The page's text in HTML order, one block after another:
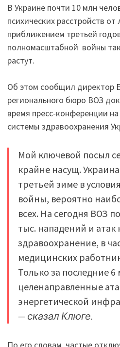
В Украине почти 10 млн
психических расстройств
приближением третьей
полномасштабной войны
растут.
Об этом сообщил директор
регионального бюро ВОЗ
время пресс-конференции
системы здравоохранения
Мой ключевой посыл
крайне насущ.
третьей зиме в
войны, вероятно
всех. На сегодня ВОЗ
тыс. нападений и атак
здравоохранение, в
медицинских
Только за последние 6
целенаправленные
энергетической
— сказал Клюге.